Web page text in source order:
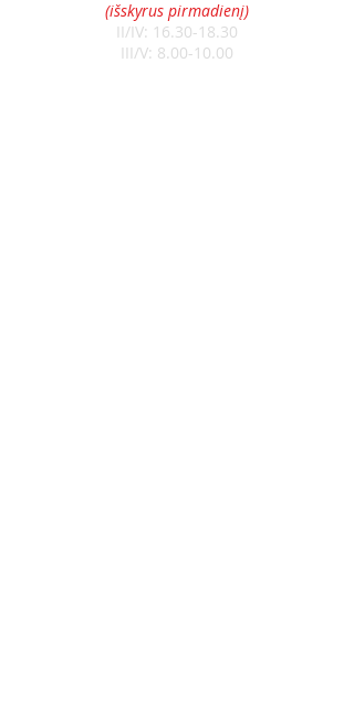
(išskyrus pirmadienį)
II/IV: 16.30-18.30
III/V: 8.00-10.00